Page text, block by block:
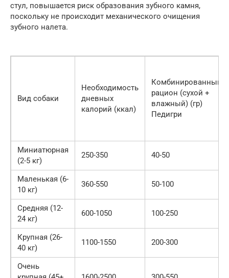
стул, повышается риск образования зубного камня,
поскольку не происходит механического очищения
зубного налета.
Вид собаки
Необходимость
дневных
калорий (ккал)
Комбинированный
рацион (сухой +
влажный) (гр)
Педигри
Миниатюрная
(2-5 кг)
250-350 40-50
Маленькая (6-
10 кг)
360-550 50-100
Средняя (12-
24 кг)
600-1050 100-250
Крупная (26-
40 кг)
1100-1550 200-300
Очень